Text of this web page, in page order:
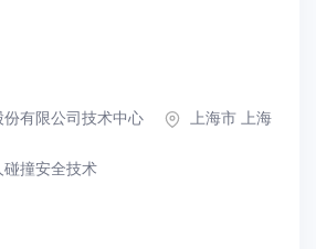
有限公司技术中心
上海市 上海
碰撞安全技术